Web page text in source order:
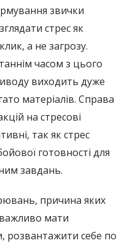
звички
стрес як
а не загрозу.
часом з цього
виходить дуже
матеріалів. Справа
на стресові
так як стрес
готовності для
завдань.
причина яких
важливо мати
розвантажити себе по